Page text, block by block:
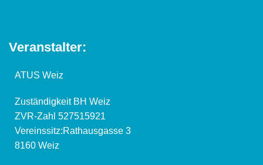
Veranstalter:
ATUS Weiz
Zuständigkeit BH Weiz
ZVR-Zahl 527515921
Vereinssitz:Rathausgasse 3
8160 Weiz